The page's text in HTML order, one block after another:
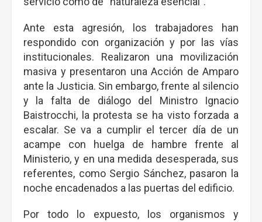
Ante esta agresión, los trabajadores han
respondido con organización y por las vías
institucionales. Realizaron una movilización
masiva y presentaron una Acción de Amparo
ante la Justicia. Sin embargo, frente al silencio
y la falta de diálogo del Ministro Ignacio
Baistrocchi, la protesta se ha visto forzada a
escalar. Se va a cumplir el tercer día de un
acampe con huelga de hambre frente al
Ministerio, y en una medida desesperada, sus
referentes, como Sergio Sánchez, pasaron la
noche encadenados a las puertas del edificio.
Por todo lo expuesto, los organismos y